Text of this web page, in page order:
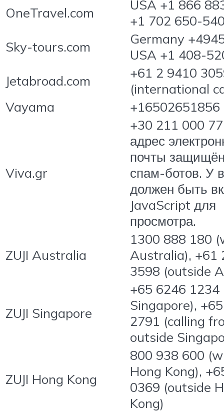
OneTravel.com
USA +1 866
+1 702 650-
Sky-tours.com
Germany
USA +1 408-
Jetabroad.com
+61 2 9410
(international
Vayama
+16502651856
Viva.gr
+30 211 000
адрес
почты
спам-ботов. У
должен быть
JavaScript для
просмотра.
ZUJI Australia
1300 888 180
Australia), +61
3598 (outside
ZUJI Singapore
+65 6246
Singapore),
2791 (calling
outside
ZUJI Hong Kong
800 938 600
Hong Kong),
0369 (outside
Kong)